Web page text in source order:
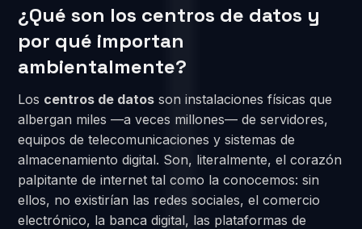
¿Qué son los centros de datos y
por qué importan
ambientalmente?
Los centros de datos son instalaciones físicas que
albergan miles —a veces millones— de servidores,
equipos de telecomunicaciones y sistemas de
almacenamiento digital. Son, literalmente, el corazón
palpitante de internet tal como la conocemos: sin
ellos, no existirían las redes sociales, el comercio
electrónico, la banca digital, las plataformas de